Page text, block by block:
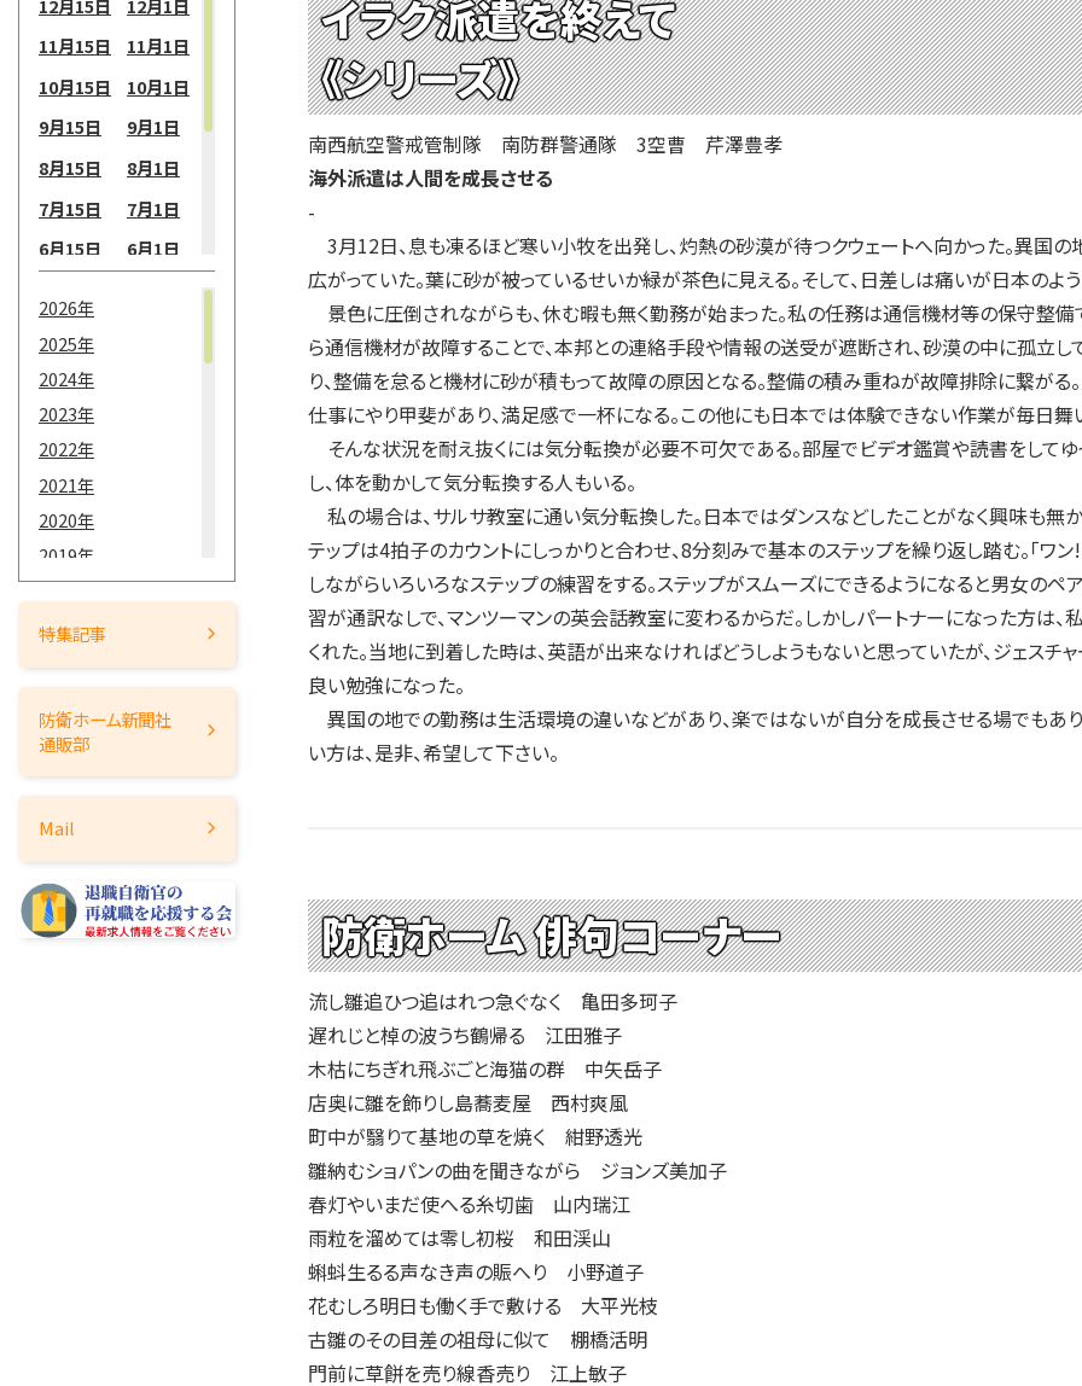
11月15日
11月1日
10月15日
10月1日
9月15日
9月1日
8月15日
8月1日
7月15日
7月1日
6月15日
6月1日
3月15日
2月15日
1月15日
2026年
2025年
2024年
2023年
2022年
2021年
2020年
2019年
2018年
2017年
2014年
2012年
2011年
2009年
2008年
特集記事
防衛ホーム新聞社
通販部
Mail
イラク派遣を終えて
《シリーズ》
南西航空警戒管制隊 南防群警通隊 3空曹 芹澤豊孝
海外派遣は人間を成長させる
-
3月12日、息も凍るほど寒い小牧を出発し、灼熱の砂漠が待つクウェートへ向かった。異国
広がっていた。葉に砂が被っているせいか緑が茶色に見える。そして、日差しは痛いが日本のよ
景色に圧倒されながらも、休む暇も無く勤務が始まった。私の任務は通信機材等の保守整
ら通信機材が故障することで、本邦との連絡手段や情報の送受が遮断され、砂漠の中に孤立
り、整備を怠ると機材に砂が積もって故障の原因となる。整備の積み重ねが故障排除に繋が
仕事にやり甲斐があり、満足感で一杯になる。この他にも日本では体験できない作業が毎日舞
そんな状況を耐え抜くには気分転換が必要不可欠である。部屋でビデオ鑑賞や読書をしてゆ
し、体を動かして気分転換する人もいる。
私の場合は、サルサ教室に通い気分転換した。日本ではダンスなどしたことがなく興味も無
テップは4拍子のカウントにしっかりと合わせ、8分刻みで基本のステップを繰り返し踏む。「ワ
しながらいろいろなステップの練習をする。ステップがスムーズにできるようになると男女の
習が通訳なしで、マンツーマンの英会話教室に変わるからだ。しかしパートナーになった方は
くれた。当地に到着した時は、英語が出来なければどうしようもないと思っていたが、ジェス
良い勉強になった。
異国の地での勤務は生活環境の違いなどがあり、楽ではないが自分を成長させる場でもあ
い方は、是非、希望して下さい。
防衛ホーム 俳句コーナー
流し雛追ひつ追はれつ急ぐなく 亀田多珂子
遅れじと棹の波うち鶴帰る 江田雅子
木枯にちぎれ飛ぶごと海猫の群 中矢岳子
店奥に雛を飾りし島蕎麦屋 西村爽風
町中が翳りて基地の草を焼く 紺野透光
雛納むショパンの曲を聞きながら ジョンズ美加子
春灯やいまだ使へる糸切歯 山内瑞江
雨粒を溜めては零し初桜 和田渓山
蝌蚪生るる声なき声の賑へり 小野道子
花むしろ明日も働く手で敷ける 大平光枝
古雛のその目差の祖母に似て 棚橋活明
門前に草餅を売り線香売り 江上敏子